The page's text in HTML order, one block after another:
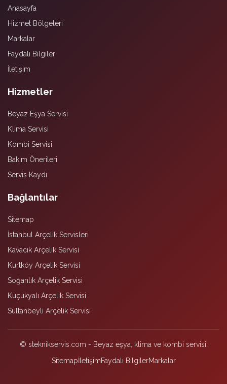
Anasayfa
Hizmet Bölgeleri
Markalar
Faydalı Bilgiler
İletişim
Hizmetler
Beyaz Eşya Servisi
Klima Servisi
Kombi Servisi
Bakım Önerileri
Servis Kaydı
Bağlantılar
Sitemap
İstanbul Arçelik Servisleri
Kavacık Arçelik Servisi
Kurtköy Arçelik Servisi
Soğanlık Arçelik Servisi
Küçükyalı Arçelik Servisi
Sultanbeyli Arçelik Servisi
© steknikservis.com - Beyaz eşya, klima ve kombi servisi.
SitemapİletişimFaydalı BilgilerMarkalar